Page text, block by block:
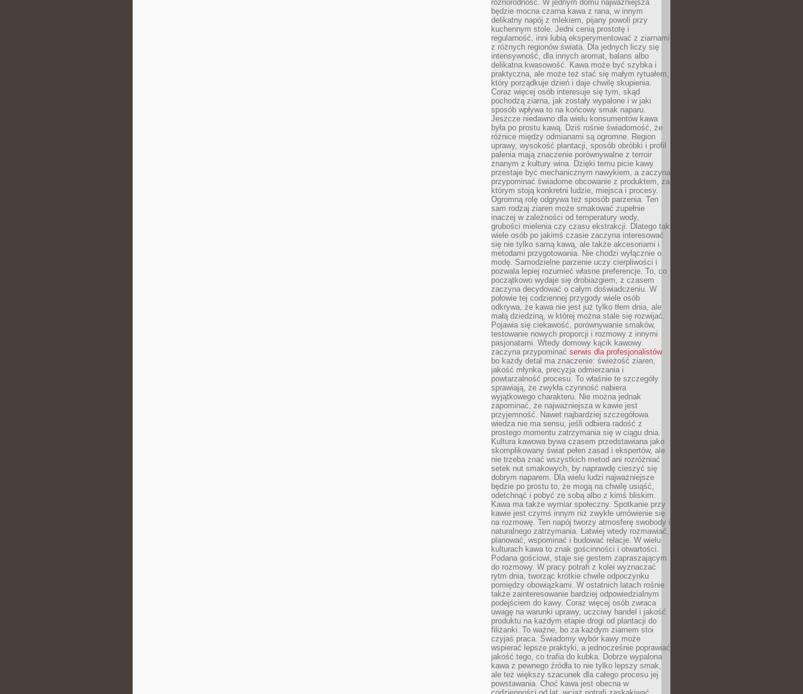
różnorodność. W jednym domu najważniejsza
będzie mocna czarna kawa z rana, w innym
delikatny napój z mlekiem, pijany powoli przy
kuchennym stole. Jedni cenią prostotę i
regularność, inni lubią eksperymentować z ziarnami
z różnych regionów świata. Dla jednych liczy się
intensywność, dla innych aromat, balans albo
delikatna kwasowość. Kawa może być szybka i
praktyczna, ale może też stać się małym rytuałem,
który porządkuje dzień i daje chwilę skupienia.
Coraz więcej osób interesuje się tym, skąd
pochodzą ziarna, jak zostały wypalone i w jaki
sposób wpływa to na końcowy smak naparu.
Jeszcze niedawno dla wielu konsumentów kawa
była po prostu kawą. Dziś rośnie świadomość, że
różnice między odmianami są ogromne. Region
uprawy, wysokość plantacji, sposób obróbki i profil
palenia mają znaczenie porównywalne z terroir
znanym z kultury wina. Dzięki temu picie kawy
przestaje być mechanicznym nawykiem, a zaczyna
przypominać świadome obcowanie z produktem, za
którym stoją konkretni ludzie, miejsca i procesy.
Ogromną rolę odgrywa też sposób parzenia. Ten
sam rodzaj ziaren może smakować zupełnie
inaczej w zależności od temperatury wody,
grubości mielenia czy czasu ekstrakcji. Dlatego tak
wiele osób po jakimś czasie zaczyna interesować
się nie tylko samą kawą, ale także akcesoriami i
metodami przygotowania. Nie chodzi wyłącznie o
modę. Samodzielne parzenie uczy cierpliwości i
pozwala lepiej rozumieć własne preferencje. To, co
początkowo wydaje się drobiazgiem, z czasem
zaczyna decydować o całym doświadczeniu. W
połowie tej codziennej przygody wiele osób
odkrywa, że kawa nie jest już tylko tłem dnia, ale
małą dziedziną, w której można stale się rozwijać.
Pojawia się ciekawość, porównywanie smaków,
testowanie nowych proporcji i rozmowy z innymi
pasjonatami. Wtedy domowy kącik kawowy
zaczyna przypominać serwis dla profesjonalistów
bo każdy detal ma znaczenie: świeżość ziaren,
jakość młynka, precyzja odmierzania i
powtarzalność procesu. To właśnie te szczegóły
sprawiają, że zwykła czynność nabiera
wyjątkowego charakteru. Nie można jednak
zapominać, że najważniejsza w kawie jest
przyjemność. Nawet najbardziej szczegółowa
wiedza nie ma sensu, jeśli odbiera radość z
prostego momentu zatrzymania się w ciągu dnia.
Kultura kawowa bywa czasem przedstawiana jako
skomplikowany świat pełen zasad i ekspertów, ale
nie trzeba znać wszystkich metod ani rozróżniać
setek nut smakowych, by naprawdę cieszyć się
dobrym naparem. Dla wielu ludzi najważniejsze
będzie po prostu to, że mogą na chwilę usiąść,
odetchnąć i pobyć ze sobą albo z kimś bliskim.
Kawa ma także wymiar społeczny. Spotkanie przy
kawie jest czymś innym niż zwykłe umówienie się
na rozmowę. Ten napój tworzy atmosferę swobody i
naturalnego zatrzymania. Łatwiej wtedy rozmawiać,
planować, wspominać i budować relacje. W wielu
kulturach kawa to znak gościnności i otwartości.
Podana gościowi, staje się gestem zapraszającym
do rozmowy. W pracy potrafi z kolei wyznaczać
rytm dnia, tworząc krótkie chwile odpoczynku
pomiędzy obowiązkami. W ostatnich latach rośnie
także zainteresowanie bardziej odpowiedzialnym
podejściem do kawy. Coraz więcej osób zwraca
uwagę na warunki uprawy, uczciwy handel i jakość
produktu na każdym etapie drogi od plantacji do
filiżanki. To ważne, bo za każdym ziarnem stoi
czyjaś praca. Świadomy wybór kawy może
wspierać lepsze praktyki, a jednocześnie poprawiać
jakość tego, co trafia do kubka. Dobrze wypalona
kawa z pewnego źródła to nie tylko lepszy smak,
ale też większy szacunek dla całego procesu jej
powstawania. Choć kawa jest obecna w